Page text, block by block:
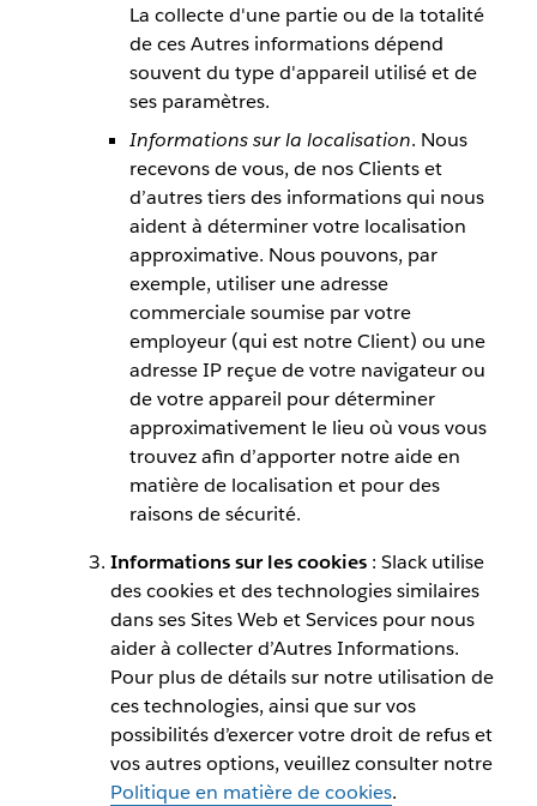
La collecte d'une partie ou de la totalité
de ces Autres informations dépend
souvent du type d'appareil utilisé et de
ses paramètres.
Informations sur la localisation. Nous
recevons de vous, de nos Clients et
d’autres tiers des informations qui nous
aident à déterminer votre localisation
approximative. Nous pouvons, par
exemple, utiliser une adresse
commerciale soumise par votre
employeur (qui est notre Client) ou une
adresse IP reçue de votre navigateur ou
de votre appareil pour déterminer
approximativement le lieu où vous vous
trouvez afin d’apporter notre aide en
matière de localisation et pour des
raisons de sécurité.
Informations sur les cookies: Slack utilise
des cookies et des technologies similaires
dans ses Sites Web et Services pour nous
aider à collecter d’Autres Informations.
Pour plus de détails sur notre utilisation de
ces technologies, ainsi que sur vos
possibilités d’exercer votre droit de refus et
vos autres options, veuillez consulter notre
Politique en matière de cookies.